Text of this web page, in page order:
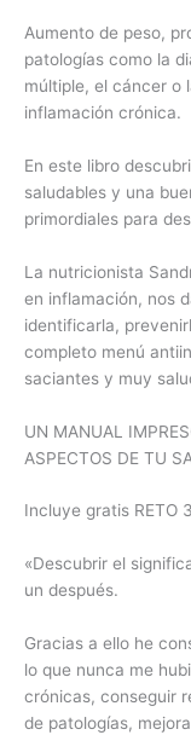
Aumento de peso,
patologías como la
múltiple, el cáncer o
inflamación crónica.
En este libro
saludables y una
primordiales para
La nutricionista
en inflamación, nos
identificarla,
completo menú
saciantes y muy
UN MANUAL
ASPECTOS DE TU
Incluye gratis RETO
«Descubrir el
un después.
Gracias a ello he
lo que nunca me
crónicas, conseguir
de patologías,